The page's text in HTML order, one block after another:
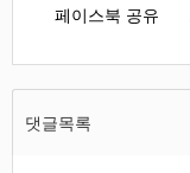
페이스북 공유
댓글목록